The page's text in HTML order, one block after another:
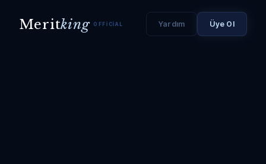
Meritking OFFICIAL Yardım Üye Ol